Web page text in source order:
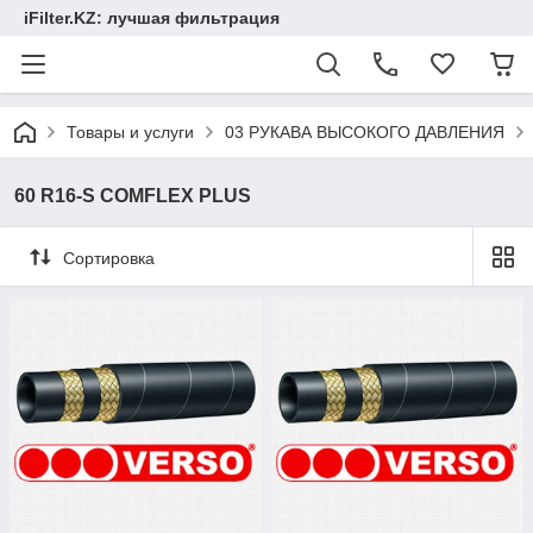
iFilter.KZ: лучшая фильтрация
Товары и услуги 03 РУКАВА ВЫСОКОГО ДАВЛЕНИЯ
60 R16-S COMFLEX PLUS
Сортировка